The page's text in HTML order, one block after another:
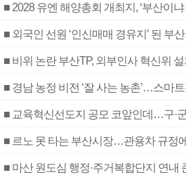
■ 2028 유엔 해양총회 개최지, ‘부산이냐
■ 외국인 선원 ‘인신매매 경유지’ 된 부
■ 비위 논란 부산TP, 외부인사 혁신위 설
■ 경남 농정 비전 ‘잘 사는 농촌’…스마
■ 교육혁신선도지 공모 코앞인데…구·군
■ 르노 못 타는 부산시장…관용차 규정
■ 마산 원도심 행정·주거복합단지 연내